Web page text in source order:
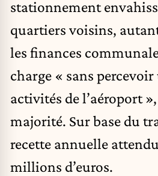
stationnement
quartiers voisins,
les finances
charge « sans percevoir
activités de l’aéroport
majorité. Sur base du
recette annuelle
millions d’euros.